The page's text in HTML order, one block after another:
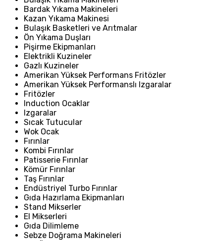
Bardak Yıkama Makineleri
Kazan Yıkama Makinesi
Bulaşık Basketleri ve Arıtmalar
Ön Yıkama Duşları
Pişirme Ekipmanları
Elektrikli Kuzineler
Gazlı Kuzineler
Amerikan Yüksek Performans Fritözler
Amerikan Yüksek Performanslı Izgaralar
Fritözler
Induction Ocaklar
Izgaralar
Sıcak Tutucular
Wok Ocak
Fırınlar
Kombi Fırınlar
Patisserie Fırınlar
Kömür Fırınlar
Taş Fırınlar
Endüstriyel Turbo Fırınlar
Gıda Hazırlama Ekipmanları
Stand Mikserler
El Mikserleri
Gıda Dilimleme
Sebze Doğrama Makineleri